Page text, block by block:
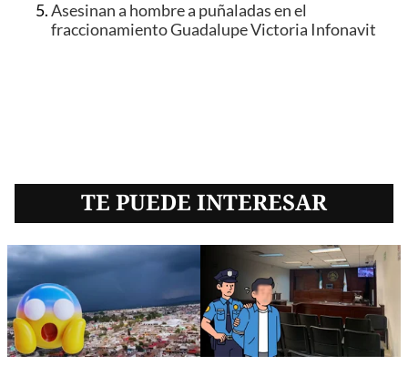
Asesinan a hombre a puñaladas en el
fraccionamiento Guadalupe Victoria Infonavit
TE PUEDE INTERESAR